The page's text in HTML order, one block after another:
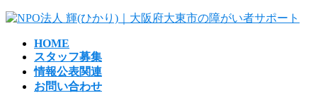
コ
ナ
HOME
スタッフ募集
情報公表関連
お問い合わせ